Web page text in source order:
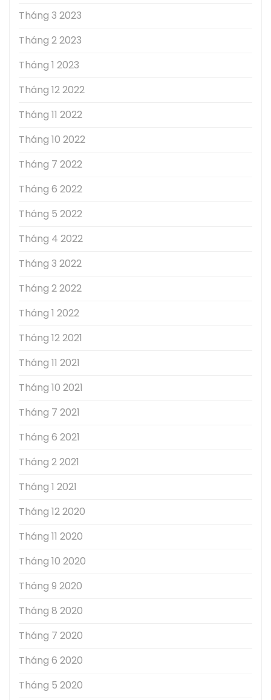
Tháng 3 2023
Tháng 2 2023
Tháng 1 2023
Tháng 12 2022
Tháng 11 2022
Tháng 10 2022
Tháng 7 2022
Tháng 6 2022
Tháng 5 2022
Tháng 4 2022
Tháng 3 2022
Tháng 2 2022
Tháng 1 2022
Tháng 12 2021
Tháng 11 2021
Tháng 10 2021
Tháng 7 2021
Tháng 6 2021
Tháng 2 2021
Tháng 1 2021
Tháng 12 2020
Tháng 11 2020
Tháng 10 2020
Tháng 9 2020
Tháng 8 2020
Tháng 7 2020
Tháng 6 2020
Tháng 5 2020